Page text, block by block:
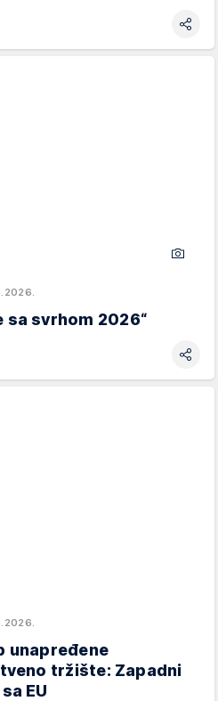
sa svrhom 2026“
unapređene
tržište: Zapadni
EU